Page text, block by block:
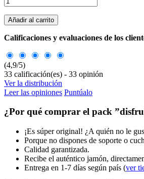
Añadir al carrito
Calificaciones y evaluaciones de los
(4,9/5)
33 calificación(es) - 33 opinión
Ver la distribución
Leer las opiniones Puntúalo
¿Por qué comprar el pack
¡Es súper original! ¿A quién no le
Porque no dispones de soporte o
Calidad garantizada.
Recibe el auténtico jamón,
Entrega en 1-7 días según país (ver